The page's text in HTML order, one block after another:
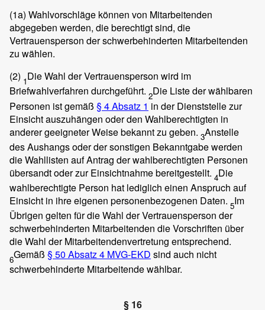
(1a) Wahlvorschläge können von Mitarbeitenden
abgegeben werden, die berechtigt sind, die
Vertrauensperson der schwerbehinderten Mitarbeitenden
zu wählen.
(2) 1Die Wahl der Vertrauensperson wird im
Briefwahlverfahren durchgeführt. 2Die Liste der wählbaren
Personen ist gemäß § 4 Absatz 1 in der Dienststelle zur
Einsicht auszuhängen oder den Wahlberechtigten in
anderer geeigneter Weise bekannt zu geben. 3Anstelle
des Aushangs oder der sonstigen Bekanntgabe werden
die Wahllisten auf Antrag der wahlberechtigten Personen
übersandt oder zur Einsichtnahme bereitgestellt. 4Die
wahlberechtigte Person hat lediglich einen Anspruch auf
Einsicht in ihre eigenen personenbezogenen Daten. 5Im
Übrigen gelten für die Wahl der Vertrauensperson der
schwerbehinderten Mitarbeitenden die Vorschriften über
die Wahl der Mitarbeitendenvertretung entsprechend.
6Gemäß § 50 Absatz 4 MVG-EKD sind auch nicht
schwerbehinderte Mitarbeitende wählbar.
§ 16